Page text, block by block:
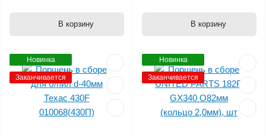
В корзину В корзину
Новинка
Заканчивается
Новинка
Заканчивается